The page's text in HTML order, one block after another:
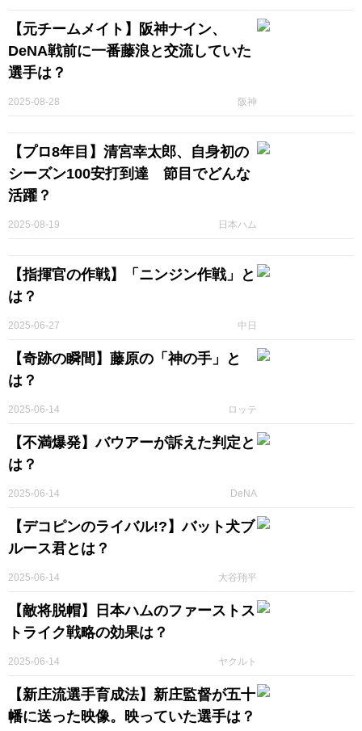
【元チームメイト】阪神ナイン、
DeNA戦前に一番藤浪と交流していた
選手は？
阪神
2025-08-28
【プロ8年目】清宮幸太郎、自身初の
シーズン100安打到達 節目でどんな
活躍？
日本ハム
2025-08-19
【指揮官の作戦】「ニンジン作戦」と
は？
中日
2025-06-27
【奇跡の瞬間】藤原の「神の手」と
は？
ロッテ
2025-06-14
【不満爆発】バウアーが訴えた判定と
は？
DeNA
2025-06-14
【デコピンのライバル!?】バット犬ブ
ルース君とは？
大谷翔平
2025-06-14
【敵将脱帽】日本ハムのファーストス
トライク戦略の効果は？
ヤクルト
2025-06-14
【新庄流選手育成法】新庄監督が五十
幡に送った映像。映っていた選手は？